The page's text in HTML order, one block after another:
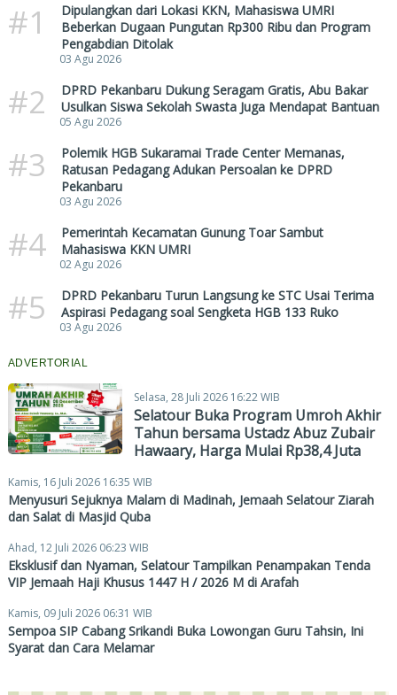
#1
Dipulangkan dari Lokasi KKN, Mahasiswa UMRI
Beberkan Dugaan Pungutan Rp300 Ribu dan Program
Pengabdian Ditolak
03 Agu 2026
#2
DPRD Pekanbaru Dukung Seragam Gratis, Abu Bakar
Usulkan Siswa Sekolah Swasta Juga Mendapat Bantuan
05 Agu 2026
#3
Polemik HGB Sukaramai Trade Center Memanas,
Ratusan Pedagang Adukan Persoalan ke DPRD
Pekanbaru
03 Agu 2026
#4
Pemerintah Kecamatan Gunung Toar Sambut
Mahasiswa KKN UMRI
02 Agu 2026
#5
DPRD Pekanbaru Turun Langsung ke STC Usai Terima
Aspirasi Pedagang soal Sengketa HGB 133 Ruko
03 Agu 2026
ADVERTORIAL
Selasa, 28 Juli 2026 16:22 WIB
Selatour Buka Program Umroh Akhir
Tahun bersama Ustadz Abuz Zubair
Hawaary, Harga Mulai Rp38,4 Juta
Kamis, 16 Juli 2026 16:35 WIB
Menyusuri Sejuknya Malam di Madinah, Jemaah Selatour Ziarah
dan Salat di Masjid Quba
Ahad, 12 Juli 2026 06:23 WIB
Eksklusif dan Nyaman, Selatour Tampilkan Penampakan Tenda
VIP Jemaah Haji Khusus 1447 H / 2026 M di Arafah
Kamis, 09 Juli 2026 06:31 WIB
Sempoa SIP Cabang Srikandi Buka Lowongan Guru Tahsin, Ini
Syarat dan Cara Melamar